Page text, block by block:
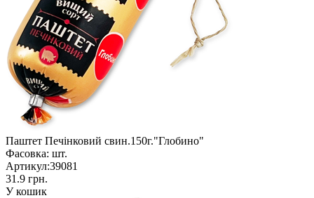
Паштет Печінковий свин.150г."Глобино"
Фасовка: шт.
Артикул:39081
31.9 грн.
У кошик